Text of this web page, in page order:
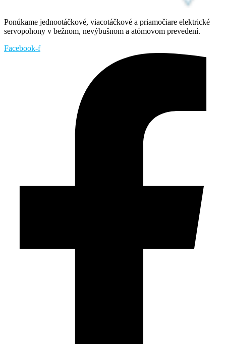
Ponúkame jednootáčkové, viacotáčkové a priamočiare elektrické
servopohony v bežnom, nevýbušnom a atómovom prevedení.
Facebook-f